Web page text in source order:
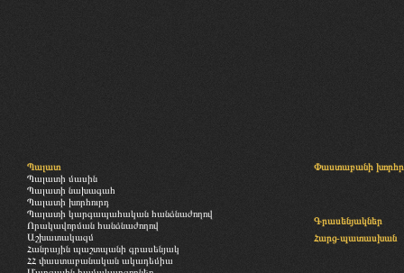
Պալատ
Պալատի մասին
Պալատի նախագահ
Պալատի խորհուրդ
Պալատի կարգապահական հանձնաժողով
Որակավորման հանձնաժողով
Աշխատակազմ
Հանրային պաշտպանի գրասենյակ
ՀՀ փաստաբանական ակադեմիա
Փաստաբանի
Գրասենյակներ
Հարց-պատասխան